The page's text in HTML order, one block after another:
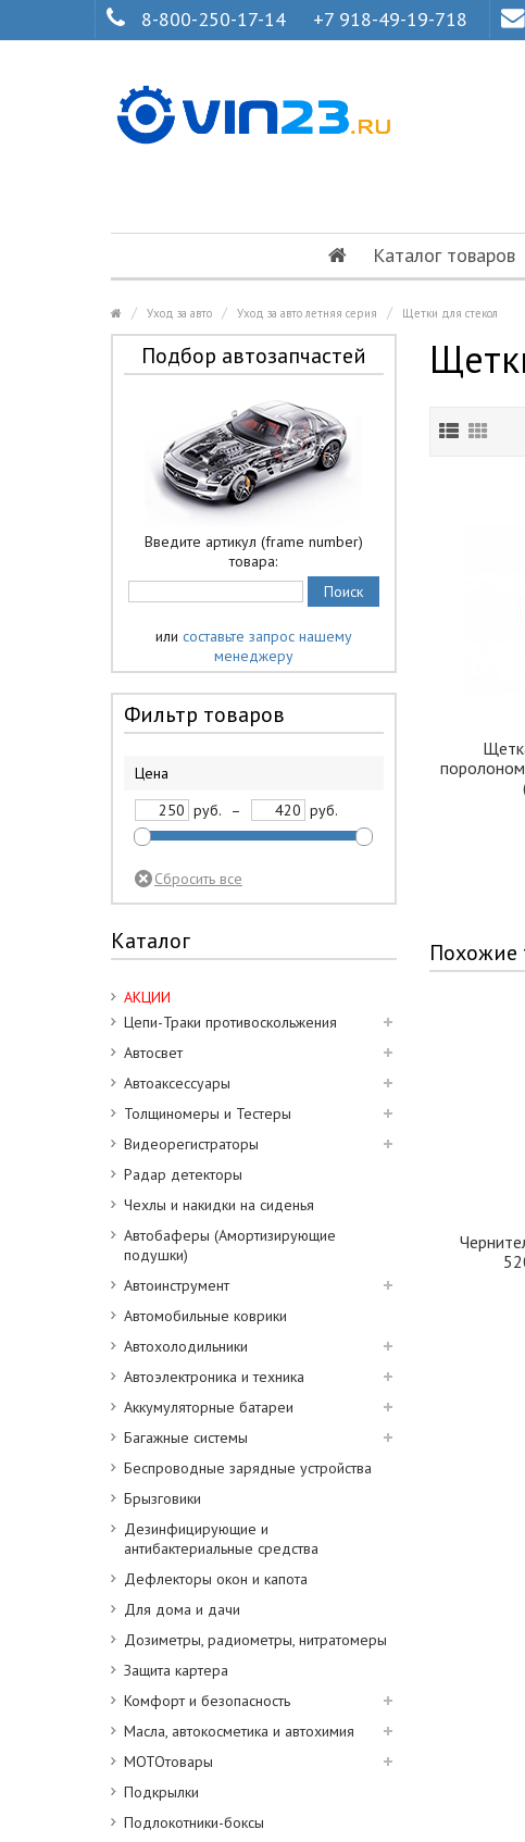
8-800-250-17-14 +7 918-49-19-718
Каталог товаров
Уход за авто Уход за авто летняя серия Щетки для стекол
Подбор автозапчастей
Введите артикул (frame number)
товара:
или составьте запрос нашему
менеджеру
Фильтр товаров
Цена
руб.
– руб.
Каталог
АКЦИИ
Цепи-Траки противоскольжения
Автосвет
Автоаксессуары
Толщиномеры и Тестеры
Видеорегистраторы
Радар детекторы
Чехлы и накидки на сиденья
Автобаферы (Амортизирующие
подушки)
Автоинструмент
Автомобильные коврики
Автохолодильники
Автоэлектроника и техника
Аккумуляторные батареи
Багажные системы
Беспроводные зарядные устройства
Брызговики
Дезинфицирующие и
антибактериальные средства
Дефлекторы окон и капота
Для дома и дачи
Дозиметры, радиометры, нитратомеры
Защита картера
Комфорт и безопасность
Масла, автокосметика и автохимия
МОТОтовары
Подкрылки
Подлокотники-боксы
Похожие